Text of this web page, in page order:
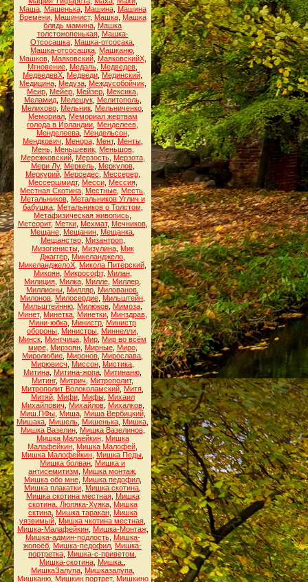
Маша, Машенька, Машина, Машина
Времени, Машинист, Машка, Машка
блядь мамина Машка
толстожопенькая, Машка-
Отсосашка Машка-отсосака
Машка-отсосашка Машканю
Машков, Маяковский, МаяковскийХ,
Мгновение Медаль Медведев
МедведевХ Медведи Мединский
Медицина, Медуза, Междусобойчик,
Меир Мейер Мейзер Мексика
Меламид, Мелещук, Мелитополь,
Мелихово Мельник Мельниченко
Мемориал, Мемориал жертвам
голода в Ирландии Менделеев
Менделеева, Мендельсон,
Мендкович
Менора, Мент, Менты,
Мень, Меньшевик, Меньшов,
Мережковский, Мерзость, Мерзота,
Мери Лу, Меркель, Меркулов,
Меркурий, Мерседес Мессерер,
Мессершмидт, Месси, Мессия,
Местная Скотина Местные Месть
Метальников, Метальников Углич и
бабушка, Метальников о Толстом
Метафизическая живопись
Метеорит, Метки, Мехмат, Мечников,
Мещане Мещанин Мещанка
Мещанство, Мизантроп,
Мизогинисты, Мизулина, Мик
Джаггер Микеланджело
МикеланджелоХ Микола Питерский
Микоян, Микрософт, Милан,
Милиция Милка Милле Миллер
Миллионы Милляр Милованов
Милонов Милосердие Мильштейн
Мильштейнню Милюков Мимоза
Минет, Минетка Минетки Минздрав
Мини-юбка Министр Министр
обороны Министры Миннелли
Минск Минтчица Мир Мир во всём
мире, Мирзоян, Мирные, Миро,
Миролюбие Миронов Мирослава
Мирювисч
Миссон Мистика
Митина Митина-жопа Митинаню
Митинг, Митрич Митрополит,
Митрополит Волоколамский Митя
Митяй, Мифи, Мифы, Михаил
Михайлович
Михайлов, Михалков,
Миш.ПФы, Миша, Миша Вербицкий,
Мишака Мишель Мишенька Мишка
Мишка Вазелин, Мишка Вазелинов,
Мишка Малаейкин, Мишка
Малафейкин Мишка Малофей
Мишка Малофейкин Мишка Педы
Мишка болван Мишка и
антисемитизм
Мишка монтаж
Мишка обо мне, Мишка педофил,
Мишка плакатки Мишка скотина
Мишка скотина местная, Мишка
скотина. Люляка-Хуяка, Мишка
сктина, Мишка таракан, Мишка
уязвимый Мишка чкотина местная
Мишка-Малафейкин, Мишка-Монтаж,
Мишка-админ-подлость, Мишка-
жопоёб Мишка-педофил Мишка-
портретка Мишка-с-приветом
Мишка-скотина Мишка.
МишкаЗалупа, Мишказалупа,
Мишканю, Мишкин портрет, Мишкино